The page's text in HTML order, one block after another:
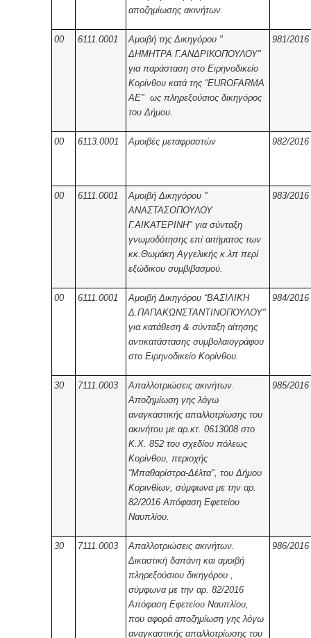
αποζημίωσης ακινήτων.
00 6111.0001
Αμοιβή της Δικηγόρου "
ΔΗΜΗΤΡΑ Γ.ΑΝΔΡΙΚΟΠΟΥΛΟΥ"
για παράσταση στο Ειρηνοδικείο
Κορίνθου κατά της “EUROFARMA
AE" ως πληρεξούσιος δικηγόρος
του Δήμου.
981/2016
00 6113.0001 Αμοιβές μεταφραστών 982/2016
00 6111.0001
Αμοιβή Δικηγόρου "
ΑΝΑΣΤΑΣΟΠΟΥΛΟΥ
Γ.ΑΙΚΑΤΕΡΙΝΗ" για σύνταξη
γνωμοδότησης επί αιτήματος των
κκ.Θωμάκη Αγγελικής κ.λπ περί
εξώδικου συμβιβασμού.
983/2016
00 6111.0001
Αμοιβή Δικηγόρου “ΒΑΣΙΛΙΚΗ
Δ.ΠΑΠΑΚΩΝΣΤΑΝΤΙΝΟΠΟΥΛΟΥ"
για κατάθεση & σύνταξη αίτησης
αντικατάστασης συμβολαιογράφου
στο Ειρηνοδικείο Κορίνθου.
984/2016
30 7111.0003
Απαλλοτριώσεις ακινήτων.
Αποζημίωση γης λόγω
αναγκαστικής απαλλοτρίωσης του
ακινήτου με αρ.κτ. 0613008 στο
Κ.Χ. 852 του σχεδίου πόλεως
Κορίνθου, περιοχής
“Μπαθαρίστρα-Δέλτα", του Δήμου
Κορινθίων, σύμφωνα με την αρ.
82/2016 Απόφαση Εφετείου
Ναυπλίου.
985/2016
30 7111.0003
Απαλλοτριώσεις ακινήτων.
Δικαστική δαπάνη και αμοιβή
πληρεξούσιου δικηγόρου ,
σύμφωνα με την αρ. 82/2016
Απόφαση Εφετείου Ναυπλίου,
που αφορά αποζημίωση γης λόγω
αναγκαστικής απαλλοτρίωσης του
986/2016